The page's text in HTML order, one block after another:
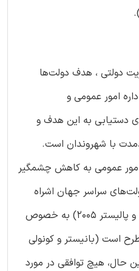
دولتی ، هدف دولت‌ها
امور عمومی و
دستیابی به این هدف و
با شهروندان است.
امور عمومی به کاهش چشمگیر
سراسر جهان اشراه
داشته است (آاداوی، یوسافزی و پالیستر 2005) به خصوص
است (بانیستر و کونولی
تعالی 2012). با این حال، هیچ توافقی در مورد